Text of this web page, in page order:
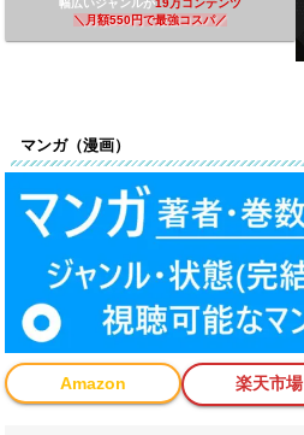
幅広いジャンルが19万コンテンツ
＼ 月額550円で最強コスパ／
マンガ（漫画）
Amazon 楽天市場